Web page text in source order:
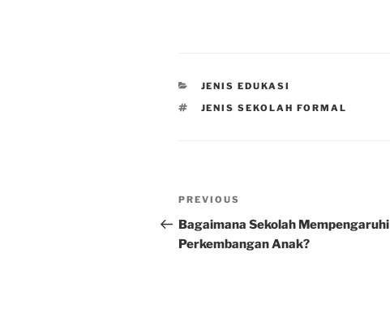
CATEGORIES
JENIS EDUKASI
TAGS
JENIS SEKOLAH FORMAL
Post
navigation
Previous
Post
PREVIOUS
Bagaimana Sekolah Mempengaruhi
Perkembangan Anak?